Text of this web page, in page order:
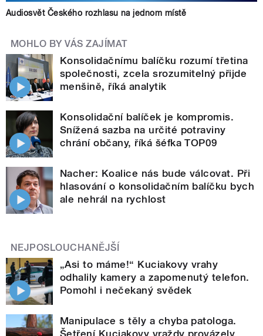
Audiosvět Českého rozhlasu na jednom místě
MOHLO BY VÁS ZAJÍMAT
Konsolidačnímu balíčku rozumí třetina
společnosti, zcela srozumitelný přijde
menšině, říká analytik
Konsolidační balíček je kompromis.
Snížená sazba na určité potraviny
chrání občany, říká šéfka TOP09
Nacher: Koalice nás bude válcovat. Při
hlasování o konsolidačním balíčku bych
ale nehrál na rychlost
NEJPOSLOUCHANĚJŠÍ
„Asi to máme!“ Kuciakovy vrahy
odhalily kamery a zapomenutý telefon.
Pomohl i nečekaný svědek
Manipulace s těly a chyba patologa.
Šetření Kuciakovy vraždy provázely